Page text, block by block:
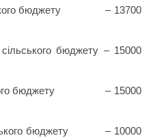
бюджету
– 13700
бюджету – 15000
бюджету
– 15000
бюджету
– 10000